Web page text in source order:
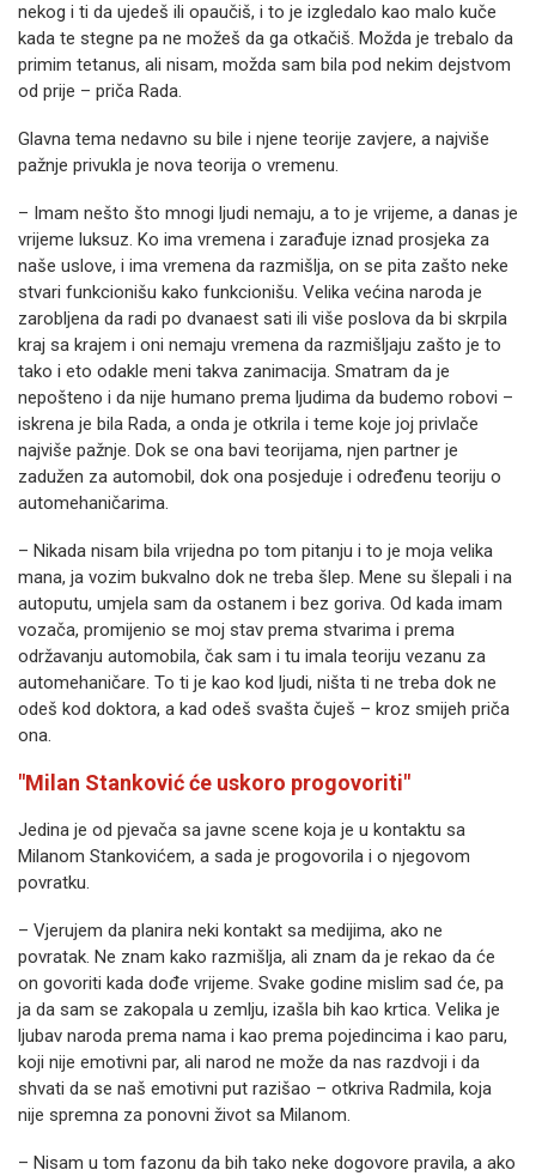
nekog i ti da ujedeš ili opaučiš, i to je izgledalo kao malo kuče
kada te stegne pa ne možeš da ga otkačiš. Možda je trebalo da
primim tetanus, ali nisam, možda sam bila pod nekim dejstvom
od prije – priča Rada.
Glavna tema nedavno su bile i njene teorije zavjere, a najviše
pažnje privukla je nova teorija o vremenu.
– Imam nešto što mnogi ljudi nemaju, a to je vrijeme, a danas je
vrijeme luksuz. Ko ima vremena i zarađuje iznad prosjeka za
naše uslove, i ima vremena da razmišlja, on se pita zašto neke
stvari funkcionišu kako funkcionišu. Velika većina naroda je
zarobljena da radi po dvanaest sati ili više poslova da bi skrpila
kraj sa krajem i oni nemaju vremena da razmišljaju zašto je to
tako i eto odakle meni takva zanimacija. Smatram da je
nepošteno i da nije humano prema ljudima da budemo robovi –
iskrena je bila Rada, a onda je otkrila i teme koje joj privlače
najviše pažnje. Dok se ona bavi teorijama, njen partner je
zadužen za automobil, dok ona posjeduje i određenu teoriju o
automehaničarima.
– Nikada nisam bila vrijedna po tom pitanju i to je moja velika
mana, ja vozim bukvalno dok ne treba šlep. Mene su šlepali i na
autoputu, umjela sam da ostanem i bez goriva. Od kada imam
vozača, promijenio se moj stav prema stvarima i prema
održavanju automobila, čak sam i tu imala teoriju vezanu za
automehaničare. To ti je kao kod ljudi, ništa ti ne treba dok ne
odeš kod doktora, a kad odeš svašta čuješ – kroz smijeh priča
ona.
"Milan Stanković će uskoro progovoriti"
Jedina je od pjevača sa javne scene koja je u kontaktu sa
Milanom Stankovićem, a sada je progovorila i o njegovom
povratku.
– Vjerujem da planira neki kontakt sa medijima, ako ne
povratak. Ne znam kako razmišlja, ali znam da je rekao da će
on govoriti kada dođe vrijeme. Svake godine mislim sad će, pa
ja da sam se zakopala u zemlju, izašla bih kao krtica. Velika je
ljubav naroda prema nama i kao prema pojedincima i kao paru,
koji nije emotivni par, ali narod ne može da nas razdvoji i da
shvati da se naš emotivni put razišao – otkriva Radmila, koja
nije spremna za ponovni život sa Milanom.
– Nisam u tom fazonu da bih tako neke dogovore pravila, a ako